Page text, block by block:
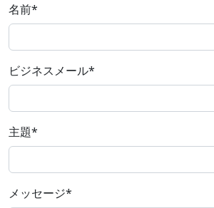
名前*
ビジネスメール*
主題*
メッセージ*